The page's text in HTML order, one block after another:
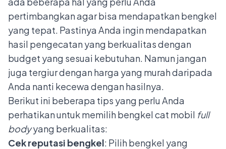
pertimbangkan agar bisa mendapatkan bengkel
yang tepat. Pastinya Anda ingin mendapatkan
hasil pengecatan yang berkualitas dengan
budget yang sesuai kebutuhan. Namun jangan
juga tergiur dengan harga yang murah daripada
Anda nanti kecewa dengan hasilnya.
Berikut ini beberapa tips yang perlu Anda
perhatikan untuk memilih bengkelcat mobil full
bodyyang berkualitas:
Cek reputasi bengkel: Pilih bengkel yang